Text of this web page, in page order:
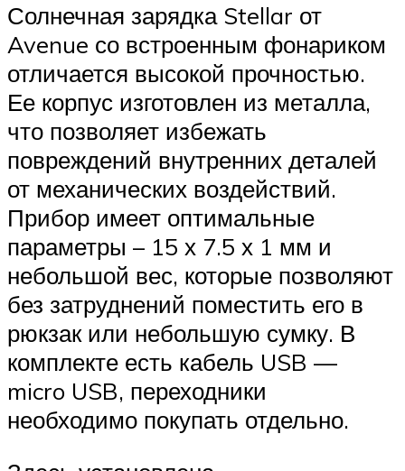
Солнечная зарядка Stellar от
Avenue со встроенным фонариком
отличается высокой прочностью.
Ее корпус изготовлен из металла,
что позволяет избежать
повреждений внутренних деталей
от механических воздействий.
Прибор имеет оптимальные
параметры – 15 х 7.5 х 1 мм и
небольшой вес, которые позволяют
без затруднений поместить его в
рюкзак или небольшую сумку. В
комплекте есть кабель USB —
micro USB, переходники
необходимо покупать отдельно.